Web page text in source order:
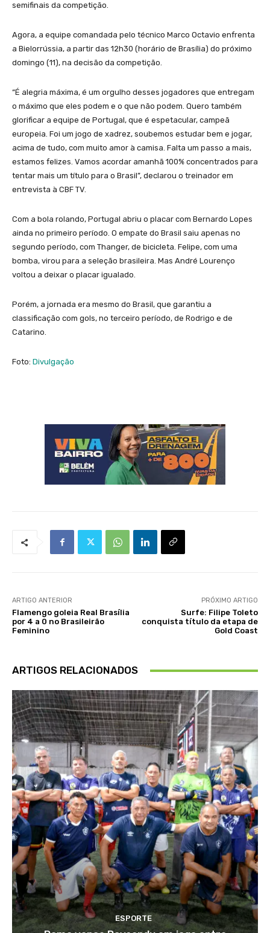
semifinais da competição.
Agora, a equipe comandada pelo técnico Marco Octavio enfrenta
a Bielorrússia, a partir das 12h30 (horário de Brasília) do próximo
domingo (11), na decisão da competição.
“É alegria máxima, é um orgulho desses jogadores que entregam
o máximo que eles podem e o que não podem. Quero também
glorificar a equipe de Portugal, que é espetacular, campeã
europeia. Foi um jogo de xadrez, soubemos estudar bem e jogar,
acima de tudo, com muito amor à camisa. Falta um passo a mais,
estamos felizes. Vamos acordar amanhã 100% concentrados para
tentar mais um título para o Brasil”, declarou o treinador em
entrevista à CBF TV.
Com a bola rolando, Portugal abriu o placar com Bernardo Lopes
ainda no primeiro período. O empate do Brasil saiu apenas no
segundo período, com Thanger, de bicicleta. Felipe, com uma
bomba, virou para a seleção brasileira. Mas André Lourenço
voltou a deixar o placar igualado.
Porém, a jornada era mesmo do Brasil, que garantiu a
classificação com gols, no terceiro período, de Rodrigo e de
Catarino.
Foto: Divulgação
ARTIGO ANTERIOR
Flamengo goleia Real Brasília
por 4 a 0 no Brasileirão
Feminino
PRÓXIMO ARTIGO
Surfe: Filipe Toleto
conquista título da etapa de
Gold Coast
ARTIGOS RELACIONADOS
ESPORTE